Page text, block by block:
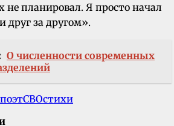
не планировал. Я просто начал
друг за другом».
О численности современных
поэтСВОстихи